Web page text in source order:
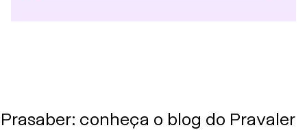
Prasaber: conheça o blog do Pravaler